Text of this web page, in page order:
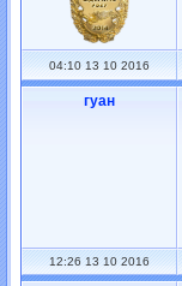
04:10 13 10 2016
гуан
12:26 13 10 2016